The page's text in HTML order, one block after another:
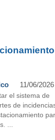
11/06/2026
el sistema de
de
...